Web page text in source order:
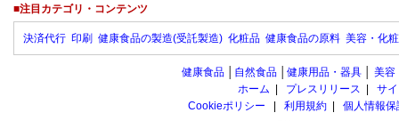
■注目カテゴリ・コンテンツ
決済代行 印刷 健康食品の製造(受託製造) 化粧品 健康食品の原料 美容・化
健康食品 自然食品 健康用品・器具 美容
ホーム
プレスリリース
サ
Cookieポリシー
利用規約 個人情報